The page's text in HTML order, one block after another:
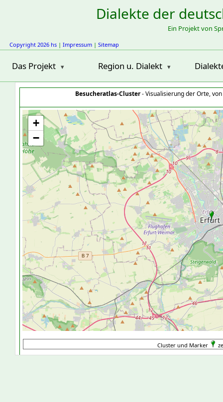
Dialekte der
Ein Projekt von
Copyright 2026 hs | Impressum | Sitemap
Das Projekt Region u. Dialekt
Besucheratlas-Cluster- Visualisierung der Orte,
+
−
Cluster und Marker